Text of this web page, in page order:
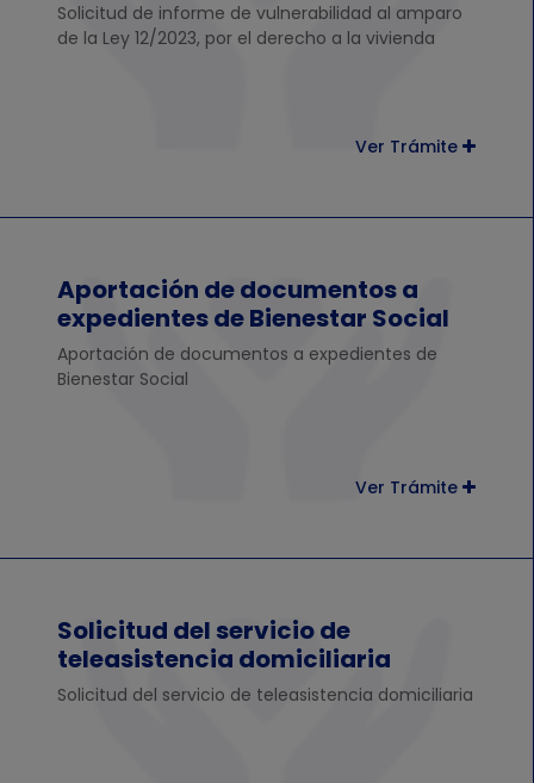
Solicitud de informe de vulnerabilidad al amparo
de la Ley 12/2023, por el derecho a la vivienda
Ver Trámite
Aportación de documentos a
expedientes de Bienestar Social
Aportación de documentos a expedientes de
Bienestar Social
Ver Trámite
Solicitud del servicio de
teleasistencia domiciliaria
Solicitud del servicio de teleasistencia domiciliaria